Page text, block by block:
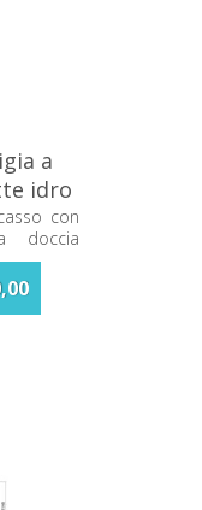
a
idro
con
doccia